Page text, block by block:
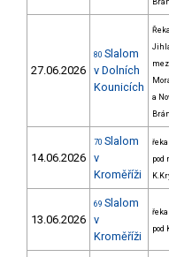
27.06.2026
80 Slalom
v Dolních
Kounicích
Řeka
a
14.06.2026
70 Slalom
v
Kroměříži
řeka
pod
13.06.2026
69 Slalom
v
Kroměříži
řeka
pod